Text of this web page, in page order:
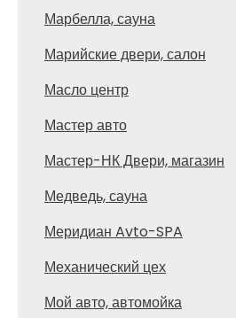
Марбелла, сауна
Марийские двери, салон
Масло центр
Мастер авто
Мастер-НК Двери, магазин
Медведь, сауна
Меридиан Avto-SPA
Механический цех
Мой авто, автомойка